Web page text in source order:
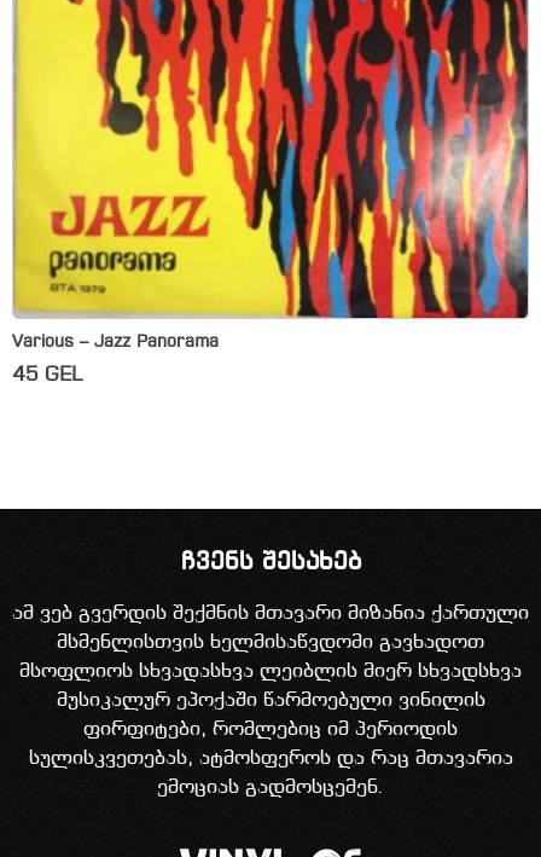
Various – Jazz Panorama
45 GEL
ჩვენს შესახებ
ამ ვებ გვერდის შექმნის მთავარი მიზანია ქართული
მსმენლისთვის ხელმისაწვდომი გავხადოთ
მსოფლიოს სხვადასხვა ლეიბლის მიერ სხვადსხვა
მუსიკალურ ეპოქაში წარმოებული ვინილის
ფირფიტები, რომლებიც იმ პერიოდის
სულისკვეთებას, ატმოსფეროს და რაც მთავარია
ემოციას გადმოსცემენ.